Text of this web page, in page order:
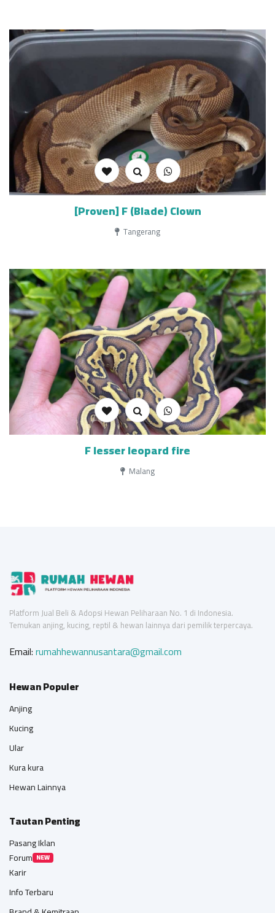
[Proven] F (Blade) Clown
Tangerang
F lesser leopard fire
Malang
Platform Jual Beli & Adopsi Hewan Peliharaan No. 1 di Indonesia.
Temukan anjing, kucing, reptil & hewan lainnya dari pemilik terpercaya.
Email:rumahhewannusantara@gmail.com
Hewan Populer
Anjing
Kucing
Ular
Kura kura
Hewan Lainnya
Tautan Penting
Pasang Iklan
Forum NEW
Karir
Info Terbaru